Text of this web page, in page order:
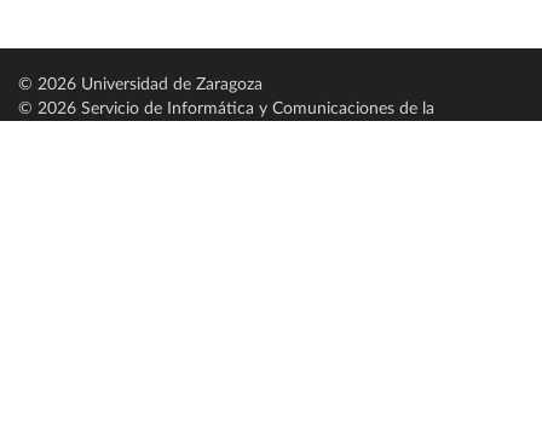
© 2026 Universidad de Zaragoza
© 2026 Servicio de Informática y Comunicaciones de la